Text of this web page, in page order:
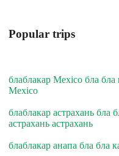
Popular trips
блаблакар Mexico бла
Mexico
блаблакар астрахань бла
астрахань астрахань
блаблакар анапа бла бла